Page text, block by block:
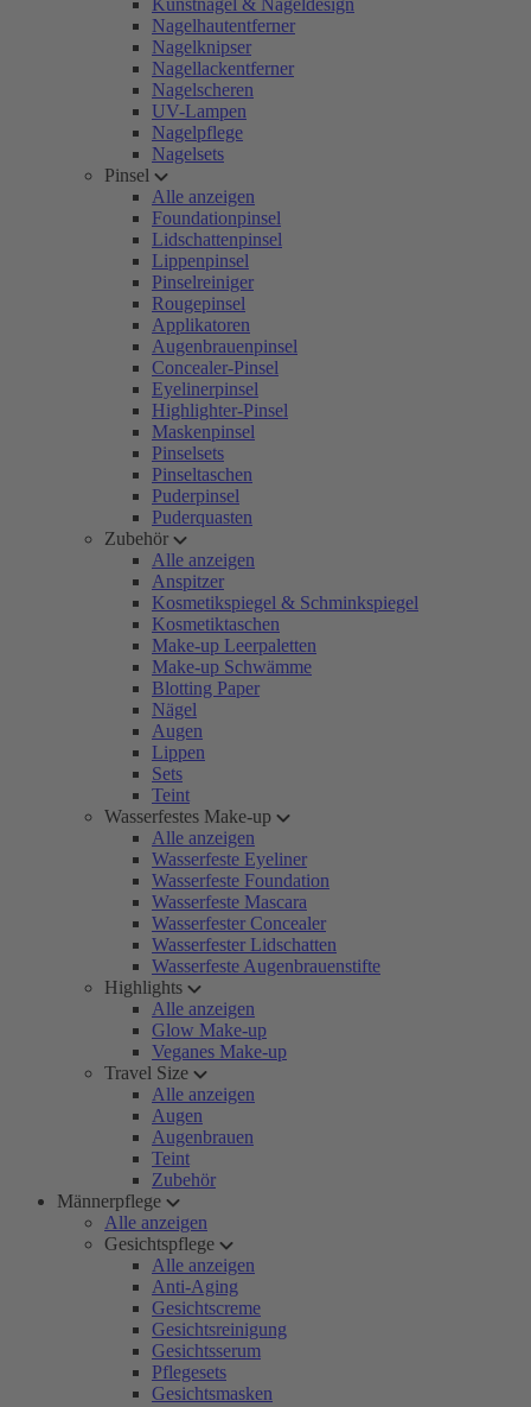
Kunstnägel & Nageldesign
Nagelhautentferner
Nagelknipser
Nagellackentferner
Nagelscheren
UV-Lampen
Nagelpflege
Nagelsets
Pinsel
Alle anzeigen
Foundationpinsel
Lidschattenpinsel
Lippenpinsel
Pinselreiniger
Rougepinsel
Applikatoren
Augenbrauenpinsel
Concealer-Pinsel
Eyelinerpinsel
Highlighter-Pinsel
Maskenpinsel
Pinselsets
Pinseltaschen
Puderpinsel
Puderquasten
Zubehör
Alle anzeigen
Anspitzer
Kosmetikspiegel & Schminkspiegel
Kosmetiktaschen
Make-up Leerpaletten
Make-up Schwämme
Blotting Paper
Nägel
Augen
Lippen
Sets
Teint
Wasserfestes Make-up
Alle anzeigen
Wasserfeste Eyeliner
Wasserfeste Foundation
Wasserfeste Mascara
Wasserfester Concealer
Wasserfester Lidschatten
Wasserfeste Augenbrauenstifte
Highlights
Alle anzeigen
Glow Make-up
Veganes Make-up
Travel Size
Alle anzeigen
Augen
Augenbrauen
Teint
Zubehör
Männerpflege
Alle anzeigen
Gesichtspflege
Alle anzeigen
Anti-Aging
Gesichtscreme
Gesichtsreinigung
Gesichtsserum
Pflegesets
Gesichtsmasken